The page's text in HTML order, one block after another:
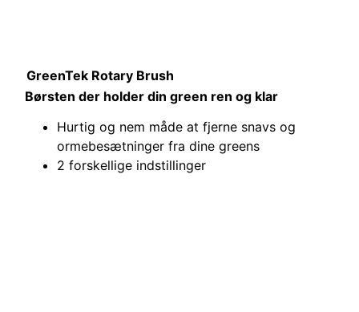
GreenTek Rotary Brush
Børsten der holder din green ren og klar
Hurtig og nem måde at fjerne snavs og
ormebesætninger fra dine greens
2 forskellige indstillinger